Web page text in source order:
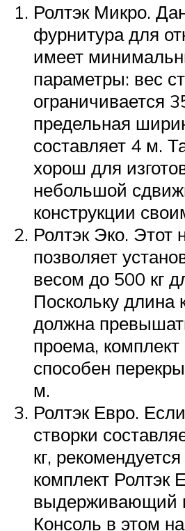
Ролтэк Микро.
фурнитура для
имеет
параметры: вес
ограничивается
предельная
составляет 4 м.
хорош для
небольшой
конструкции
Ролтэк Эко. Этот
позволяет
весом до 500 кг
Поскольку длина
должна
проема,
способен
м.
Ролтэк Евро.
створки
кг,
комплект Ролтэк
выдерживающий
Консоль в этом